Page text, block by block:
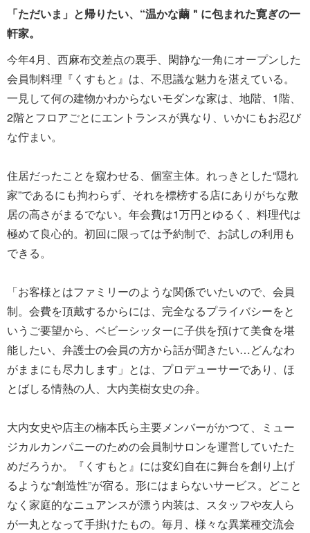
「ただいま」と帰りたい、“温かな繭＂に包まれた寛ぎの一
軒家。
今年4月、西麻布交差点の裏手、閑静な一角にオープンした
会員制料理『くすもと』は、不思議な魅力を湛えている。
一見して何の建物かわからないモダンな家は、地階、1階、
2階とフロアごとにエントランスが異なり、いかにもお忍び
な佇まい。
住居だったことを窺わせる、個室主体。れっきとした“隠れ
家”であるにも拘わらず、それを標榜する店にありがちな敷
居の高さがまるでない。年会費は1万円とゆるく、料理代は
極めて良心的。初回に限っては予約制で、お試しの利用も
できる。
「お客様とはファミリーのような関係でいたいので、会員
制。会費を頂戴するからには、完全なるプライバシーをと
いうご要望から、ベビーシッターに子供を預けて美食を堪
能したい、弁護士の会員の方から話が聞きたい…どんなわ
がままにも尽力します」とは、プロデューサーであり、ほ
とばしる情熱の人、大内美樹女史の弁。
大内女史や店主の楠本氏ら主要メンバーがかつて、ミュー
ジカルカンパニーのための会員制サロンを運営していたた
めだろうか。『くすもと』には変幻自在に舞台を創り上げ
るような“創造性”が宿る。形にはまらないサービス。どこと
なく家庭的なニュアンスが漂う内装は、スタッフや友人ら
が一丸となって手掛けたもの。毎月、様々な異業種交流会